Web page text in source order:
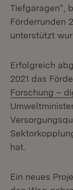
Tiefgaragen“,
Förderrunden
unterstützt
Erfolgreich
2021 das
Forschung –
hat.
Ein neues